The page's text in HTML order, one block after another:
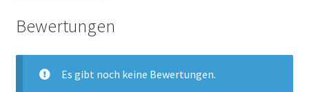
Bewertungen
Es gibt noch keine Bewertungen.